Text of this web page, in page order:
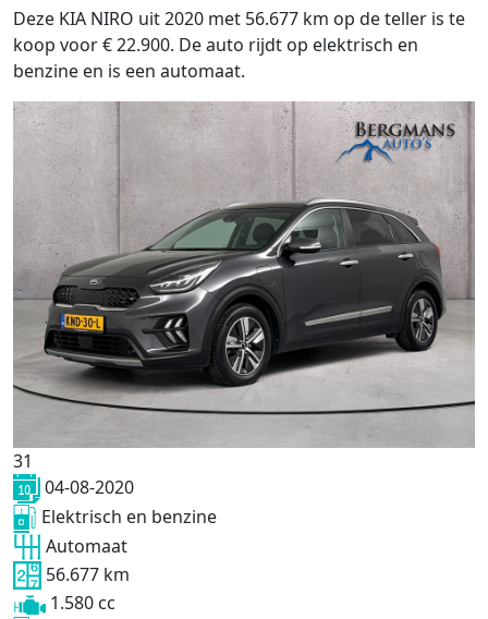
Deze KIA NIRO uit 2020 met 56.677 km op de teller is te
koop voor € 22.900. De auto rijdt op elektrisch en
benzine en is een automaat.
31
04-08-2020
Elektrisch en benzine
Automaat
56.677 km
1.580 cc